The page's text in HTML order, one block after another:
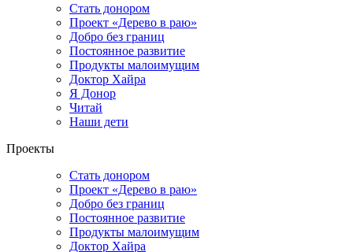
Стать донором
Проект «Дерево в раю»
Добро без границ
Постоянное развитие
Продукты малоимущим
Доктор Хайра
Я Донор
Читай
Наши дети
Проекты
Стать донором
Проект «Дерево в раю»
Добро без границ
Постоянное развитие
Продукты малоимущим
Доктор Хайра